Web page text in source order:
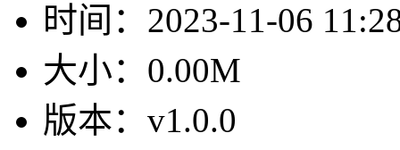
时间： 2023-11-06
大小： 0.00M
版本： v1.0.0